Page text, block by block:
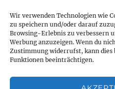
Wir verwenden Technologien wie
zu speichern und/oder darauf
Browsing-Erlebnis zu verbessern
Werbung anzuzeigen. Wenn du
Zustimmung widerrufst, kann dies
Funktionen beeinträchtigen.
YouTube
Instagram
Feed